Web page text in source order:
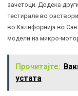
зачетоци. Додека
тестирале во
во Калифорнија во
модели на микро-
Прочитајте:
устата